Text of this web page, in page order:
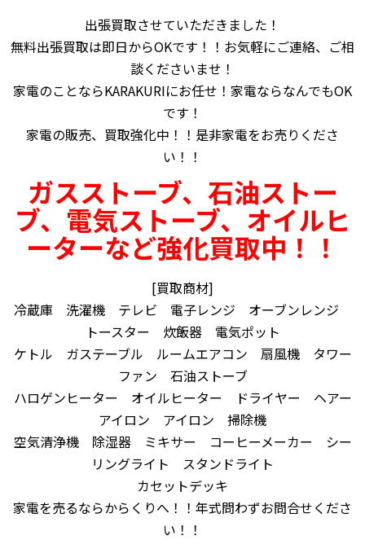
出張買取させていただきました！
無料出張買取は即日からOKです！！お気軽にご連絡、ご相
談くださいませ！
家電のことならKARAKURIにお任せ！家電ならなんでもOK
です！
家電の販売、買取強化中！！是非家電をお売りくださ
い！！
ガスストーブ、石油ストー
ブ、電気ストーブ、オイルヒ
ーターなど強化買取中！！
[買取商材]
冷蔵庫 洗濯機 テレビ 電子レンジ オーブンレンジ
トースター 炊飯器 電気ポット
ケトル ガステーブル ルームエアコン 扇風機 タワー
ファン 石油ストーブ
ハロゲンヒーター オイルヒーター ドライヤー ヘアー
アイロン アイロン 掃除機
空気清浄機 除湿器 ミキサー コーヒーメーカー シー
リングライト スタンドライト
カセットデッキ
家電を売るならからくりへ！！年式問わずお問合せくださ
い！！